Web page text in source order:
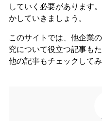
していく必要があります。
かしていきましょう。
このサイトでは、他企業
究について役立つ記事も
他の記事もチェックして